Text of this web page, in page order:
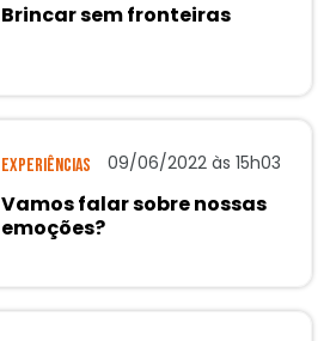
Brincar sem fronteiras
Experiências 09/06/2022 às 15h03
Vamos falar sobre nossas
emoções?